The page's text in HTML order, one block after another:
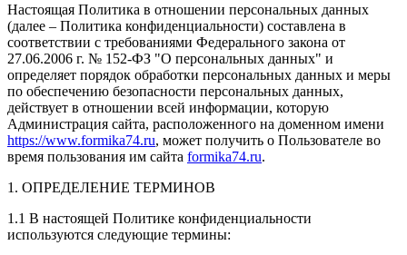
Настоящая Политика в отношении персональных данных
(далее – Политика конфиденциальности) составлена в
соответствии с требованиями Федерального закона от
27.06.2006 г. № 152-ФЗ "О персональных данных" и
определяет порядок обработки персональных данных и меры
по обеспечению безопасности персональных данных,
действует в отношении всей информации, которую
Администрация сайта, расположенного на доменном имени
https://www.formika74.ru, может получить о Пользователе во
время пользования им сайта formika74.ru.
1. ОПРЕДЕЛЕНИЕ ТЕРМИНОВ
1.1 В настоящей Политике конфиденциальности
используются следующие термины: